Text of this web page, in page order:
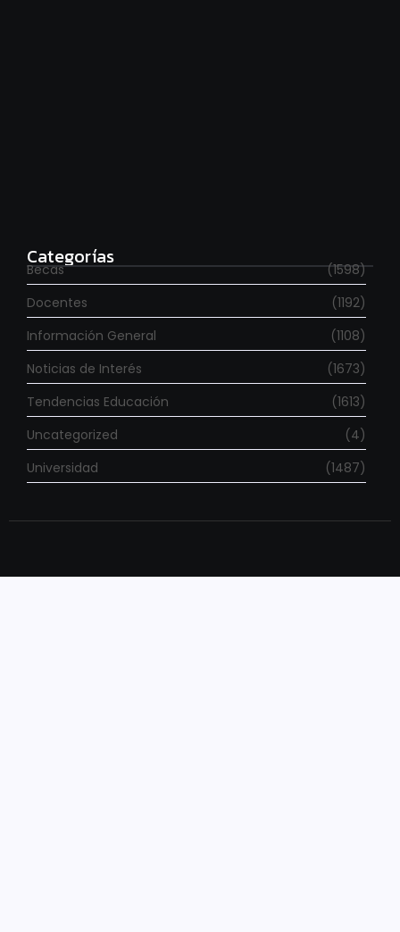
Categorías
Becas
(1598)
Docentes
(1192)
Información General
(1108)
Noticias de Interés
(1673)
Tendencias Educación
(1613)
Uncategorized
(4)
Universidad
(1487)